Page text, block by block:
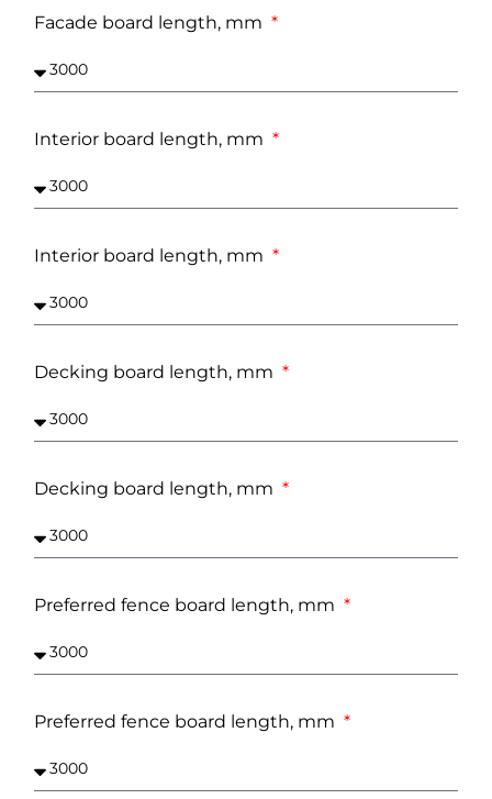
Facade board length, mm
Interior board length, mm
Interior board length, mm
Decking board length, mm
Decking board length, mm
Preferred fence board length, mm
Preferred fence board length, mm